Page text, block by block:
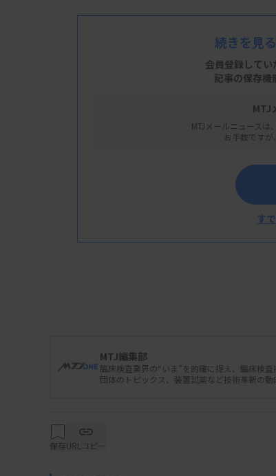
日本臨床検査振興協議会はこのほど
要望では、コスト調査の結果、赤字に
続きを見
会員登録してい
記事の保存機
MTJ
MTJメールニュースは
お手数ですが
す
MTJ編集部
臨床検査業界の“いま”を的確に捉え、臨床検
団体のトピックス、装置試薬など技術革新の
保存URLコピー